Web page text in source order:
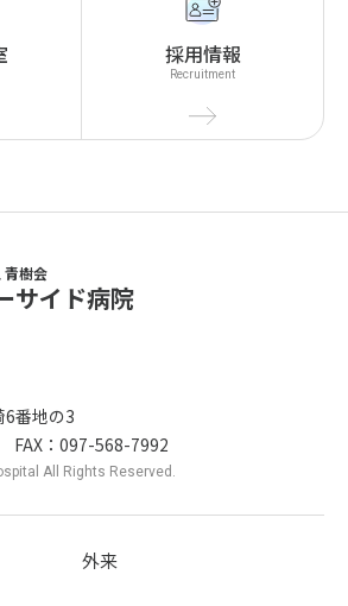
採用情報
Recruitment
青樹会
サイド病院
6番地の3
：097-568-7992
All Rights Reserved.
外来